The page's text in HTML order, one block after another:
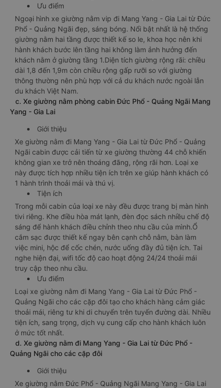
Ưu điểm
Ngoại hình xe giường nằm vip đi Mang Yang - Gia Lai từ Đức
Phổ - Quảng Ngãi đẹp, sáng bóng. Nổi bật nhất là hệ thống
giường nằm hai tầng được thiết kế so le, khoa học nên khi
hành khách bước lên tầng hai không làm ảnh hưởng đến
khách nằm ở giường tầng 1.Diện tích giường rộng rãi: chiều
dài 1,8 đến 1,9m còn chiều rộng gấp rưỡi so với giường
thông thường nên phù hợp với cả du khách nước ngoài lẫn
du khách Việt Nam.
c. Xe giường nằm phòng cabin Đức Phổ - Quảng Ngãi Mang
Yang - Gia Lai
Giới thiệu
Xe giường nằm đi Mang Yang - Gia Lai từ Đức Phổ - Quảng
Ngãi cabin được cải tiến từ xe giường thường 44 chỗ khiến
không gian xe trở nên thoáng đãng, rộng rãi hơn. Loại xe
này được tích hợp nhiều tiện ích trên xe giúp hành khách có
1 hành trình thoải mái và thú vị.
Tiện ích
Trong mỗi cabin của loại xe này đều được trang bị màn hình
tivi riêng. Khe điều hòa mát lạnh, đèn đọc sách nhiều chế độ
sáng để hành khách điều chỉnh theo nhu cầu của mình.Ổ
cắm sạc được thiết kế ngay bên cạnh chỗ nằm, bàn làm
việc mini, hộc để cốc chén, nước uống đầy đủ tiện ích. Tai
nghe hiện đại, wifi tốc độ cao hoạt động 24/24 thoải mái
truy cập theo nhu cầu.
Ưu điểm
Loại xe giường nằm đi Mang Yang - Gia Lai từ Đức Phổ -
Quảng Ngãi cho các cặp đôi tạo cho khách hàng cảm giác
thoải mái, riêng tư khi di chuyển trên tuyến đường dài. Nhiều
tiện ích, sang trọng, dịch vụ cung cấp cho hành khách luôn
ở mức tốt nhất.
d. Xe giường nằm đi Mang Yang - Gia Lai từ Đức Phổ -
Quảng Ngãi cho các cặp đôi
Giới thiệu
Xe giường nằm Đức Phổ - Quảng Ngãi Mang Yang - Gia Lai